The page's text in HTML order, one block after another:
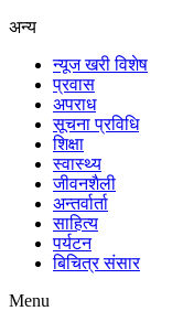
अन्य
न्यूज खरी विशेष
प्रवास
अपराध
सूचना प्रविधि
शिक्षा
स्वास्थ्य
जीवनशैली
अन्तर्वार्ता
साहित्य
पर्यटन
बिचित्र संसार
Menu